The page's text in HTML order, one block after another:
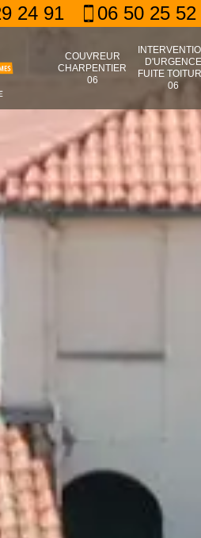
24 91 06 50 25 52
COUVREUR
CHARPENTIER
06
D'URGENCE
FUITE
06